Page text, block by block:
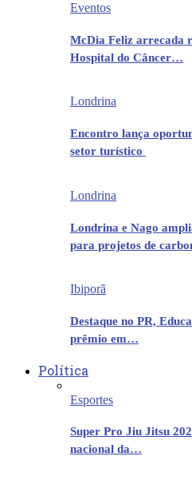
Eventos
McDia Feliz arrecada
Hospital do Câncer…
Londrina
Encontro lança
setor turístico
Londrina
Londrina e Nago
para projetos de
Ibiporã
Destaque no PR,
prêmio em…
Política
Esportes
Super Pro Jiu Jitsu
nacional da…